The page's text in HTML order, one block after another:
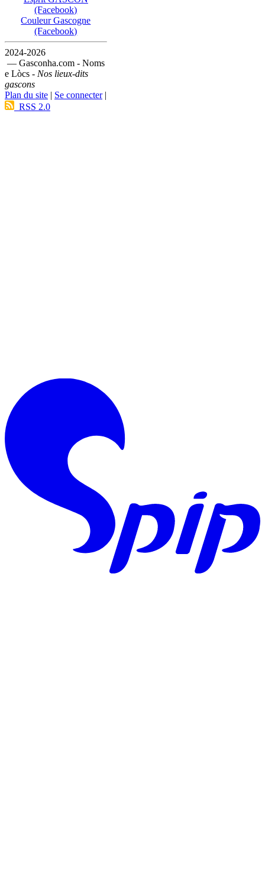
(Facebook)
Couleur Gascogne
(Facebook)
2024-2026
— Gasconha.com - Noms
e Lòcs - Nos lieux-dits
gascons
Plan du site | Se connecter|
RSS 2.0